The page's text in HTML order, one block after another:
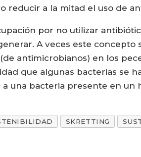
reducir a la mitad el uso de
por no utilizar
A veces este
antimicrobianos) en los
que algunas bacterias se
una bacteria presente en un
SKRETTING